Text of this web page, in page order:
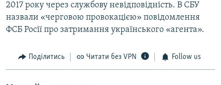
2017 року через службову невідповідність. В СБУ
назвали «черговою провокацією» повідомлення
ФСБ Росії про затримання українського «агента».
Поділитись Читати без VPN Follow us